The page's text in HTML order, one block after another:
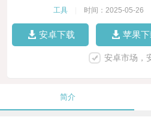
工具 时间：2025-05-26
安卓下载 苹果
安卓市场，
简介